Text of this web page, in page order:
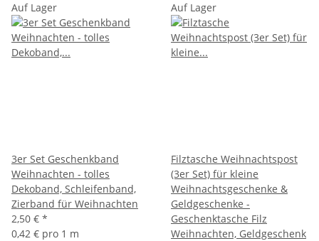
Auf Lager
3er Set Geschenkband
Weihnachten - tolles
Dekoband, Schleifenband,
Zierband für Weihnachten
2,50 € *
0,42 € pro 1 m
Auf Lager
Filztasche Weihnachtspost
(3er Set) für kleine
Weihnachtsgeschenke &
Geldgeschenke -
Geschenktasche Filz
Weihnachten, Geldgeschenk